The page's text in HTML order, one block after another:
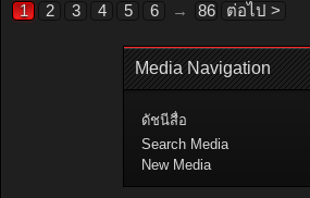
1 2 3 4 5 6 → 86 ต่อไป >
Media Navigation
ดัชนีสื่อ
Search Media
New Media